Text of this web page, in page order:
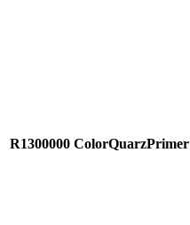
R1300000 ColorQuarzPrimer